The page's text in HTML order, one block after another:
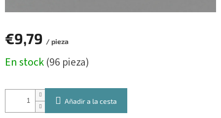
€9,79 / pieza
de
En stock(96 pieza)
Añadir a la cesta